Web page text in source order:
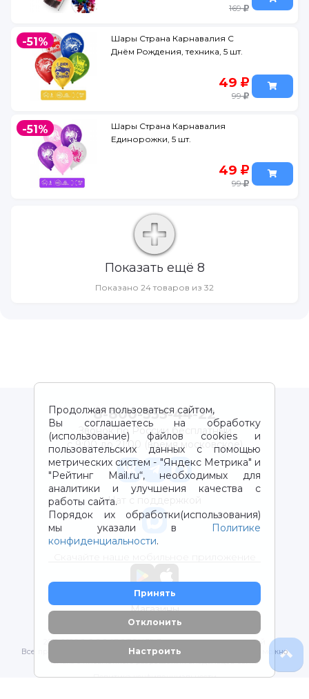
169
-51%
Шары Страна Карнавалия С
Днём Рождения, техника, 5 шт.
49
99
-51%
Шары Страна Карнавалия
Единорожки, 5 шт.
49
99
Показать ещё 8
Показано 24 товаров из 32
Продолжая пользоваться сайтом,
Вы соглашаетесь на обработку
(использование) файлов cookies и
пользовательских данных с помощью
метрических систем - "Яндекс Метрика" и
"Рейтинг Mail.ru“, необходимых для
аналитики и улучшения качества с
работы сайта.
Порядок их обработки(использования)
мы указали в
Политике
конфиденциальности.
Принять
Отклонить
Настроить
8-800-333-44-22
Звонок по России бесплатный
с 9:00 до 21:00 (время московское)
Чат с поддержкой
Магазины
2012-2026 © ООО "ВОТОНЯ". Детские товары с доставкой
Все права защищены. Любое использование материалов возможно
только с письменного разрешения владельцев сайта.
Политика конфиденциальности